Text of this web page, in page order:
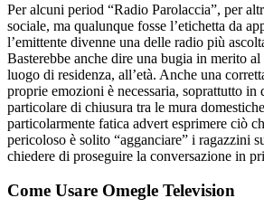
Per alcuni period “Radio Parolaccia”, per
sociale, ma qualunque fosse l’etichetta da
l’emittente divenne una delle radio più
Basterebbe anche dire una bugia in merito
luogo di residenza, all’età. Anche una
proprie emozioni è necessaria, soprattutto in
particolare di chiusura tra le mura
particolarmente fatica advert esprimere ciò
pericoloso è solito “agganciare” i ragazzini
chiedere di proseguire la conversazione in
Come Usare Omegle Television